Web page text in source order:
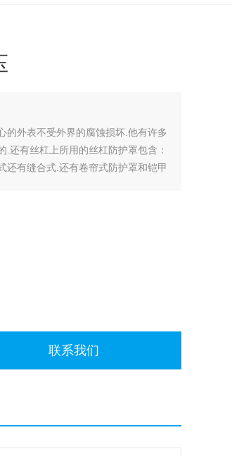
的外表不受外界的腐蚀损坏.他有许多
还有丝杠上所用的丝杠防护罩包含：
还有缝合式.还有卷帘式防护罩和铠甲
联系我们